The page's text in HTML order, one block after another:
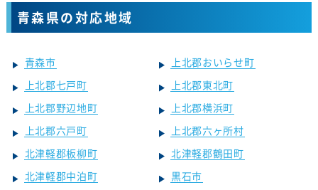
青森県の対応地域
青森市
上北郡おいらせ町
上北郡七戸町
上北郡東北町
上北郡野辺地町
上北郡横浜町
上北郡六戸町
上北郡六ヶ所村
北津軽郡板柳町
北津軽郡鶴田町
北津軽郡中泊町
黒石市